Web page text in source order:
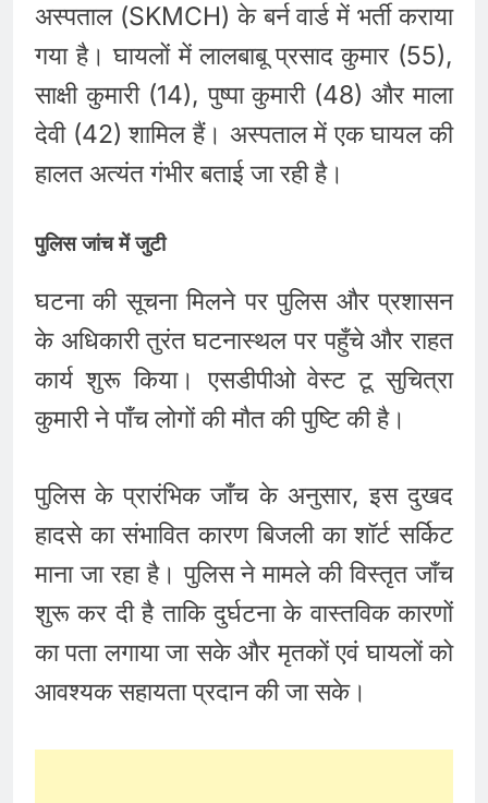
अस्पताल (SKMCH) के बर्न वार्ड में भर्ती कराया
गया है। घायलों में लालबाबू प्रसाद कुमार (55),
साक्षी कुमारी (14), पुष्पा कुमारी (48) और माला
देवी (42) शामिल हैं। अस्पताल में एक घायल की
हालत अत्यंत गंभीर बताई जा रही है।
पुलिस जांच में जुटी
घटना की सूचना मिलने पर पुलिस और प्रशासन
के अधिकारी तुरंत घटनास्थल पर पहुँचे और राहत
कार्य शुरू किया। एसडीपीओ वेस्ट टू सुचित्रा
कुमारी ने पाँच लोगों की मौत की पुष्टि की है।
पुलिस के प्रारंभिक जाँच के अनुसार, इस दुखद
हादसे का संभावित कारण बिजली का शॉर्ट सर्किट
माना जा रहा है। पुलिस ने मामले की विस्तृत जाँच
शुरू कर दी है ताकि दुर्घटना के वास्तविक कारणों
का पता लगाया जा सके और मृतकों एवं घायलों को
आवश्यक सहायता प्रदान की जा सके।